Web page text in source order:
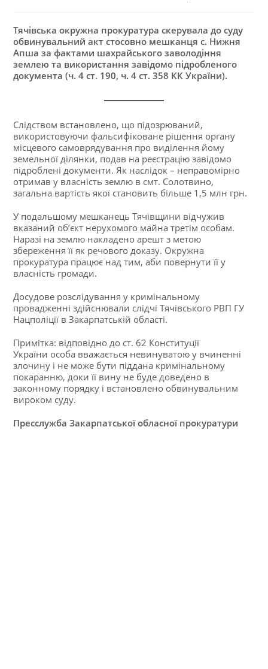
Тячівська окружна прокуратура скерувала до суду
обвинувальний акт стосовно мешканця с. Нижня
Апша за фактами шахрайського заволодіння
землею та використання завідомо підробленого
документа (ч. 4 ст. 190, ч. 4 ст. 358 КК України).
Слідством встановлено, що підозрюваний,
використовуючи фальсифіковане рішення органу
місцевого самоврядування про виділення йому
земельної ділянки, подав на реєстрацію завідомо
підроблені документи. Як наслідок – неправомірно
отримав у власність землю в смт. Солотвино,
загальна вартість якої становить більше 1,5 млн грн.
У подальшому мешканець Тячівщини відчужив
вказаний об’єкт нерухомого майна третім особам.
Наразі на землю накладено арешт з метою
збереження її як речового доказу. Окружна
прокуратура працює над тим, аби повернути її у
власність громади.
Досудове розслідування у кримінальному
провадженні здійснювали слідчі Тячівського РВП ГУ
Нацполіції в Закарпатській області.
Примітка: відповідно до ст. 62 Конституції
України особа вважається невинуватою у вчиненні
злочину і не може бути піддана кримінальному
покаранню, доки її вину не буде доведено в
законному порядку і встановлено обвинувальним
вироком суду.
Пресслужба Закарпатської обласної прокуратури